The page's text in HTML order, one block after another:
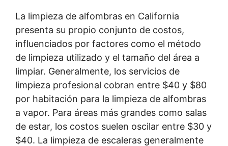
La limpieza de alfombras en California
presenta su propio conjunto de costos,
influenciados por factores como el método
de limpieza utilizado y el tamaño del área a
limpiar. Generalmente, los servicios de
limpieza profesional cobran entre $40 y $80
por habitación para la limpieza de alfombras
a vapor. Para áreas más grandes como salas
de estar, los costos suelen oscilar entre $30 y
$40. La limpieza de escaleras generalmente